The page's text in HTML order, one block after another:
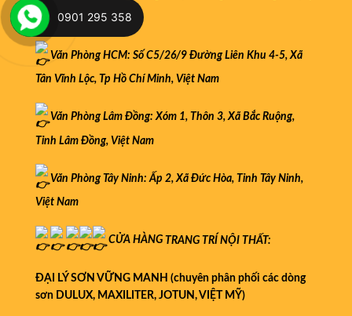
Hồ Chí Minh, Việt Nam
Văn Phòng HCM: Số C5/26/9 Đường Liên Khu 4-5, Xã
Tân Vĩnh Lộc, Tp Hồ Chí Minh, Việt Nam
Văn Phòng Lâm Đồng: Xóm 1, Thôn 3, Xã Bắc Ruộng,
Tỉnh Lâm Đồng, Việt Nam
Văn Phòng Tây Ninh: Ấp 2, Xã Đức Hòa, Tỉnh Tây Ninh,
Việt Nam
CỬA HÀNG TRANG TRÍ NỘI THẤT:
ĐẠI LÝ SƠN VỮNG MANH (chuyên phân phối các dòng
sơn DULUX, MAXILITER, JOTUN, VIỆT MỸ)
0901 295 358